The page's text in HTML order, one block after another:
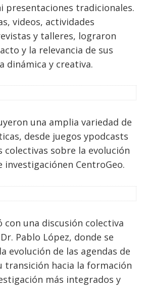
presentaciones tradicionales.
videos, actividades
y talleres, lograron
y la relevancia de sus
dinámica y creativa.
una amplia variedad de
desde juegos ypodcasts
colectivas sobre la evolución
investigaciónen CentroGeo.
con una discusión colectiva
Pablo López, donde se
evolución de las agendas de
transición hacia la formación
más integrados y